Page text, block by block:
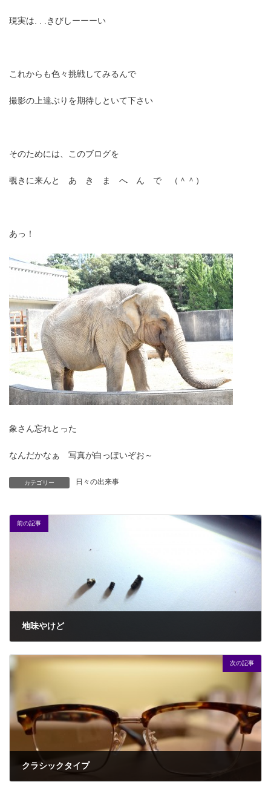
現実は. . .きびしーーーい
これからも色々挑戦してみるんで
撮影の上達ぶりを期待しといて下さい
そのためには、このブログを
覗きに来んと あ き ま へ ん で （＾＾）
あっ！
象さん忘れとった
なんだかなぁ 写真が白っぽいぞお～
カテゴリー 日々の出来事
前の記事
地味やけど
次の記事
クラシックタイプ